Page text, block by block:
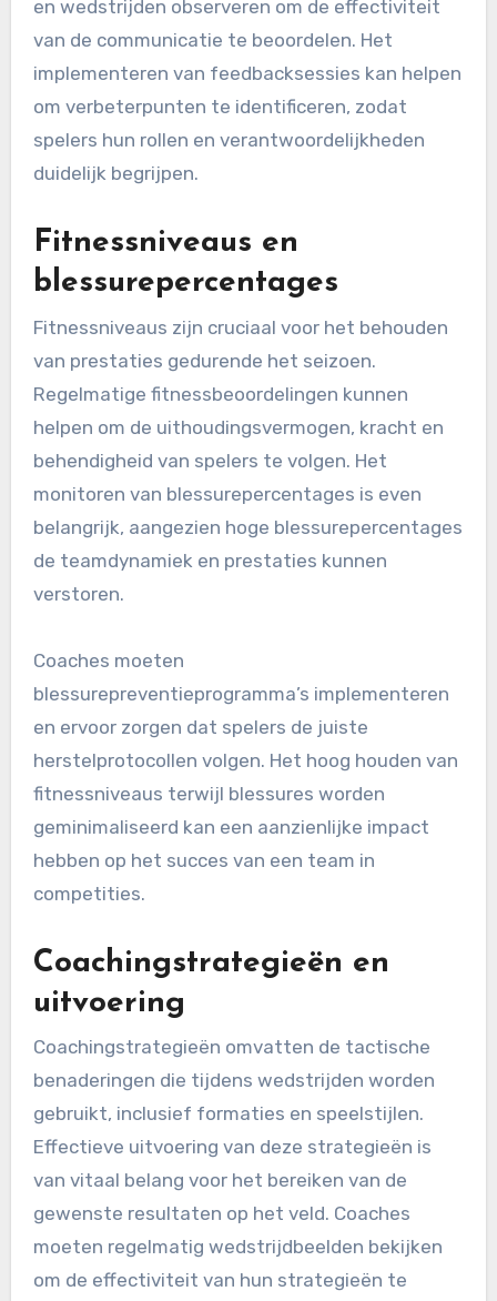
en wedstrijden observeren om de effectiviteit
van de communicatie te beoordelen. Het
implementeren van feedbacksessies kan helpen
om verbeterpunten te identificeren, zodat
spelers hun rollen en verantwoordelijkheden
duidelijk begrijpen.
Fitnessniveaus en
blessurepercentages
Fitnessniveaus zijn cruciaal voor het behouden
van prestaties gedurende het seizoen.
Regelmatige fitnessbeoordelingen kunnen
helpen om de uithoudingsvermogen, kracht en
behendigheid van spelers te volgen. Het
monitoren van blessurepercentages is even
belangrijk, aangezien hoge blessurepercentages
de teamdynamiek en prestaties kunnen
verstoren.
Coaches moeten
blessurepreventieprogramma’s implementeren
en ervoor zorgen dat spelers de juiste
herstelprotocollen volgen. Het hoog houden van
fitnessniveaus terwijl blessures worden
geminimaliseerd kan een aanzienlijke impact
hebben op het succes van een team in
competities.
Coachingstrategieën en
uitvoering
Coachingstrategieën omvatten de tactische
benaderingen die tijdens wedstrijden worden
gebruikt, inclusief formaties en speelstijlen.
Effectieve uitvoering van deze strategieën is
van vitaal belang voor het bereiken van de
gewenste resultaten op het veld. Coaches
moeten regelmatig wedstrijdbeelden bekijken
om de effectiviteit van hun strategieën te